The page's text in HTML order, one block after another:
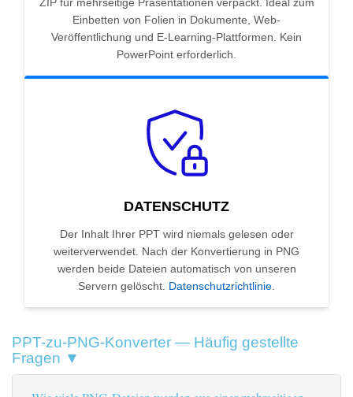
ZIP für mehrseitige Präsentationen verpackt. Ideal zum
Einbetten von Folien in Dokumente, Web-
Veröffentlichung und E-Learning-Plattformen. Kein
PowerPoint erforderlich.
DATENSCHUTZ
Der Inhalt Ihrer PPT wird niemals gelesen oder
weiterverwendet. Nach der Konvertierung in PNG
werden beide Dateien automatisch von unseren
Servern gelöscht. Datenschutzrichtlinie.
PPT-zu-PNG-Konverter — Häufig gestellte
Fragen ▼